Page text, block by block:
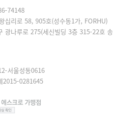
74148
십리로 58, 905호(성수동1가, FORHU)
광나루로 275(세신빌딩 3층 315-22호 송
서울성동0616
2015-0281645